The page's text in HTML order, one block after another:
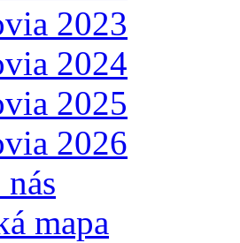
2023
2024
2025
2026
mapa